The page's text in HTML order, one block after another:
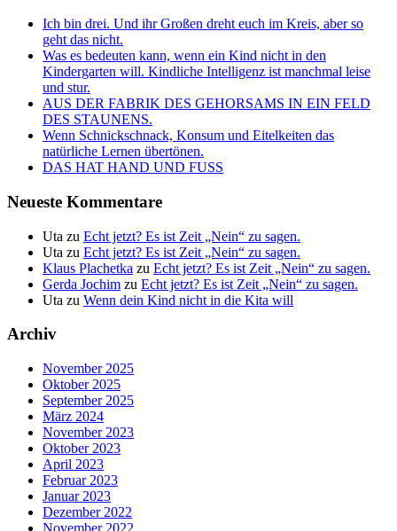
Ich bin drei. Und ihr Großen dreht euch im Kreis, aber so
geht das nicht.
Was es bedeuten kann, wenn ein Kind nicht in den
Kindergarten will. Kindliche Intelligenz ist manchmal leise
und stur.
AUS DER FABRIK DES GEHORSAMS IN EIN FELD
DES STAUNENS.
Wenn Schnickschnack, Konsum und Eitelkeiten das
natürliche Lernen übertönen.
DAS HAT HAND UND FUSS
Neueste Kommentare
Uta zu Echt jetzt? Es ist Zeit „Nein“ zu sagen.
Uta zu Echt jetzt? Es ist Zeit „Nein“ zu sagen.
Klaus Plachetka zu Echt jetzt? Es ist Zeit „Nein“ zu sagen.
Gerda Jochim zu Echt jetzt? Es ist Zeit „Nein“ zu sagen.
Uta zu Wenn dein Kind nicht in die Kita will
Archiv
November 2025
Oktober 2025
September 2025
März 2024
November 2023
Oktober 2023
April 2023
Februar 2023
Januar 2023
Dezember 2022
November 2022